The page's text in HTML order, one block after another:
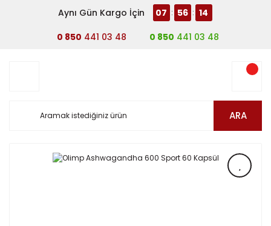
Aynı Gün Kargo İçin 07 : 56 : 14
0 850 441 03 48 0 850 441 03 48
ARA